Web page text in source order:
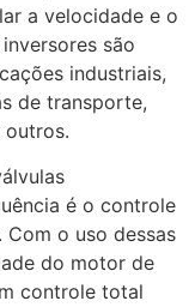
a velocidade e o
são
industriais,
de transporte,
outros.
é o controle
o uso dessas
do motor de
controle total